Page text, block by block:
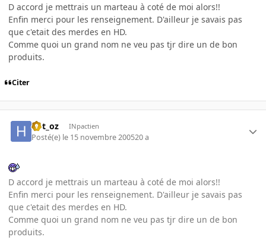
D accord je mettrais un marteau à coté de moi alors!!
Enfin merci pour les renseignement. D'ailleur je savais pas
que c'etait des merdes en HD.
Comme quoi un grand nom ne veu pas tjr dire un de bon
produits.
Citer
hbt_oz INpactien
Posté(e) le 15 novembre 200520 a
D accord je mettrais un marteau à coté de moi alors!!
Enfin merci pour les renseignement. D'ailleur je savais pas
que c'etait des merdes en HD.
Comme quoi un grand nom ne veu pas tjr dire un de bon
produits.